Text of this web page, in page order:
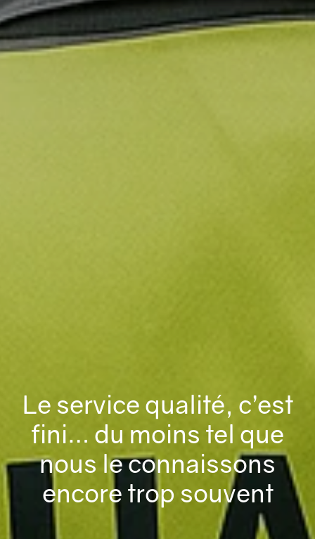
Le service qualité, c’est
fini… du moins tel que
nous le connaissons
encore trop souvent